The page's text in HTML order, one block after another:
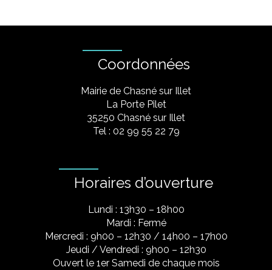
Coordonnées
Mairie de Chasné sur Illet
La Porte Pilet
35250 Chasné sur Illet
Tel : 02 99 55 22 79
Horaires d’ouverture
Lundi : 13h30 – 18h00
Mardi : Fermé
Mercredi : 9h00 – 12h30 / 14h00 – 17h00
Jeudi / Vendredi : 9h00 – 12h30
Ouvert le 1er Samedi de chaque mois